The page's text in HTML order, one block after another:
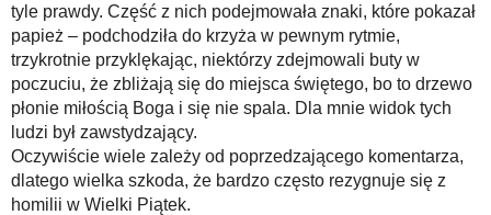
tyle prawdy. Część z nich podejmowała znaki, które pokazał
papież – podchodziła do krzyża w pewnym rytmie,
trzykrotnie przyklękając, niektórzy zdejmowali buty w
poczuciu, że zbliżają się do miejsca świętego, bo to drzewo
płonie miłością Boga i się nie spala. Dla mnie widok tych
ludzi był zawstydzający.
Oczywiście wiele zależy od poprzedzającego komentarza,
dlatego wielka szkoda, że bardzo często rezygnuje się z
homilii w Wielki Piątek.